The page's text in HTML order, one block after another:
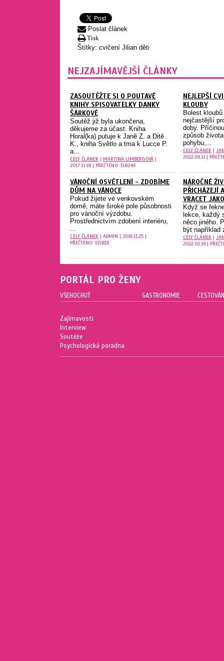
Poslat článek
Tisk
Štítky: cvičení Jilian děti
NEJZAJÍMAVĚJŠÍ ČLÁNKY
ZASOUTĚŽTE SI O POUTAVÉ
KNIHY SPISOVATELKY DANKY
ŠÁRKOVÉ
Soutěž již byla ukončena,
děkujeme za účast. Kniha
Horal(ka) putuje k Janě Z. a Ditě
K., kniha Světlo a tma k Lucce P.
a...
CELÝ ČLÁNEK | MARTINA LIMBERGOVÁ |
2017.11.18 | PŘEČTENO: 31824X
NEJLEPŠÍ
KLOUBY
Bolest
nejčastější
doby.
způsob
pohybu,...
CELÝ ČLÁNEK|
2022.09.11 |
VÁNOČNÍ OSVĚTLENÍ - ZDOBÍME
DŮM NA VÁNOCE
Pokud žijete ve venkovském
domě, máte široké pole působnosti
pro vánoční výzdobu.
Prostřednictvím zdobení interiéru,
CELÝ ČLÁNEK | ADMIN | 2016.11.25 |
PŘEČTENO: 31581X
NÁROČNÉ
PŘICHÁZEJÍ
VRACET
Když se
lekce, každý
něco jiného.
být například
CELÝ ČLÁNEK|
2022.02.19 |
PORTÁL PRO ŽENY
VŠEHOCHUŤ
Zajímavosti
Interview
Soutěže
Psychologická poradna
GASTRONOMIE